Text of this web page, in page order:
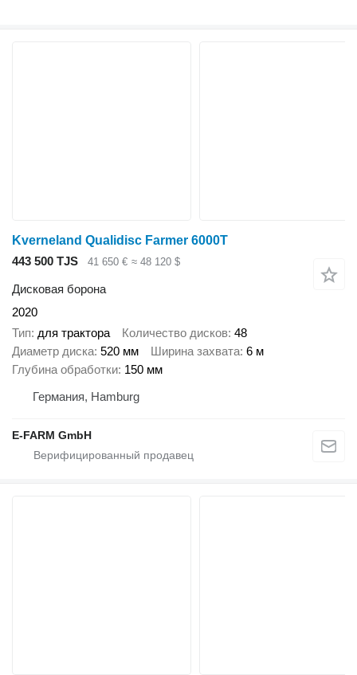
Kverneland Qualidisc Farmer 6000T
443 500 TJS
41 650 € ≈ 48 120 $
Дисковая борона
2020
Тип для трактора Количество дисков 48
Диаметр диска 520 мм Ширина захвата 6 м
Глубина обработки 150 мм
Германия, Hamburg
E-FARM GmbH